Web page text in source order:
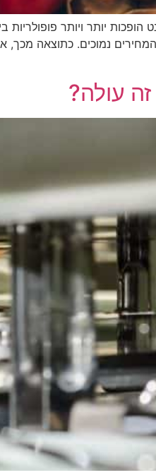
יותר ויותר פופולריות
נמוכים. כתוצאה
זה עולה?